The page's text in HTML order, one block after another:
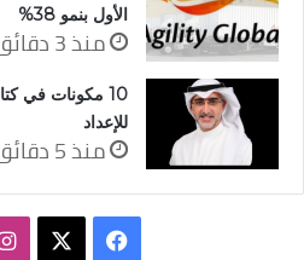
الأول بنمو 38%
منذ 3 دقائق
للإعداد
منذ 5 دقائق
فيسبوك